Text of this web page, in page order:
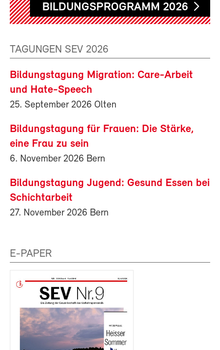
BILDUNGSPROGRAMM 2026
TAGUNGEN SEV 2026
Bildungstagung Migration: Care-Arbeit
und Hate-Speech
25. September 2026 Olten
Bildungstagung für Frauen: Die Stärke,
eine Frau zu sein
6. November 2026 Bern
Bildungstagung Jugend: Gesund Essen bei
Schichtarbeit
27. November 2026 Bern
E-PAPER